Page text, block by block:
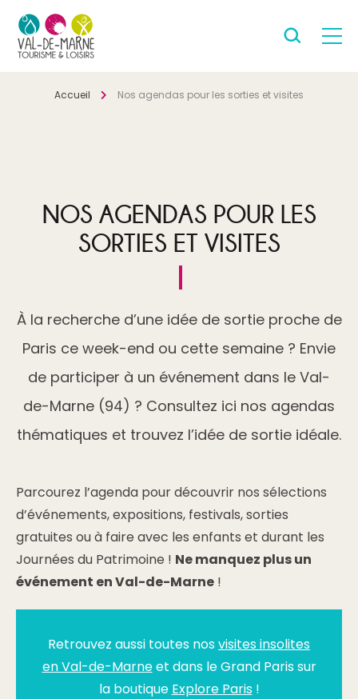
Accueil Nos agendas pour les sorties et visites
NOS AGENDAS POUR LES
SORTIES ET VISITES
À la recherche d’une idée de sortie proche de
Paris ce week-end ou cette semaine ? Envie
de participer à un événement dans le Val-
de-Marne (94) ? Consultez ici nos agendas
thématiques et trouvez l’idée de sortie idéale.
Parcourez l’agenda pour découvrir nos sélections
d’événements, expositions, festivals, sorties
gratuites ou à faire avec les enfants et durant les
Journées du Patrimoine ! Ne manquez plus un
événement en Val-de-Marne !
Retrouvez aussi toutes nosvisites insolites
en Val-de-Marneet dans le Grand Paris sur
la boutique Explore Paris!